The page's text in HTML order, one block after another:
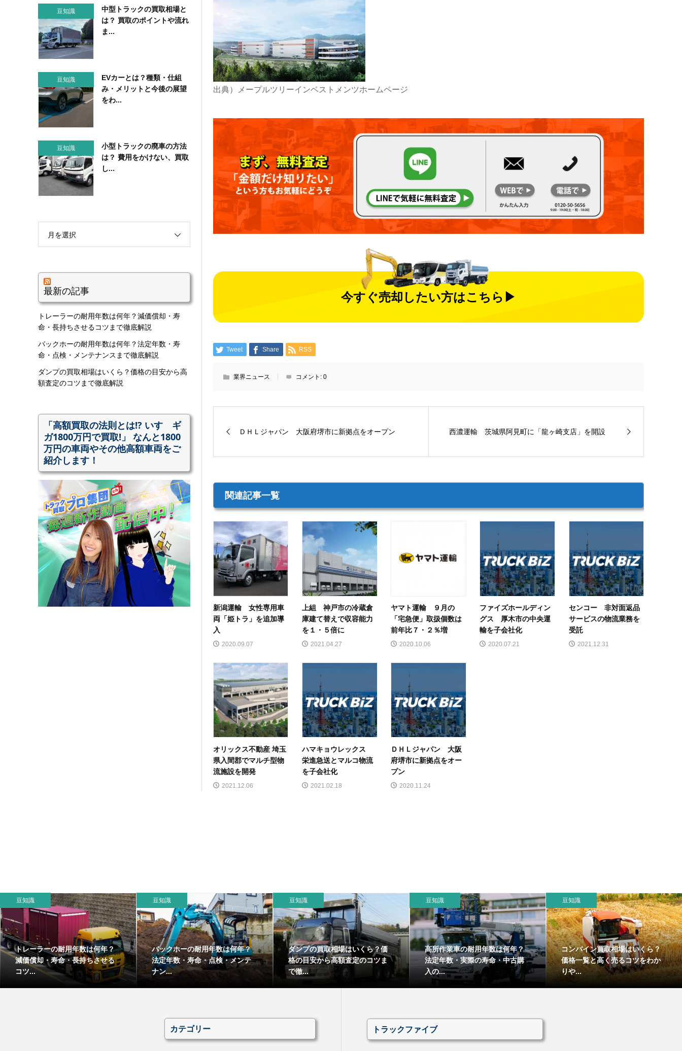
出典）メープルツリーインベストメンツホームページ
今すぐ売却したい方はこちら▶
Tweet Share RSS
業界ニュース コメント: 0
ＤＨＬジャパン 大阪府堺市に新拠点をオープン 西濃運輸 茨城県阿見町に「龍ヶ崎支店」を開設
関連記事一覧
新潟運輸 女性専用車
両「姫トラ」を追加導
入
2020.09.07
上組 神戸市の冷蔵倉
庫建て替えで収容能力
を１・５倍に
2021.04.27
ヤマト運輸 ９月の
「宅急便」取扱個数は
前年比７・２％増
2020.10.06
ファイズホールディン
グス 厚木市の中央運
輸を子会社化
2020.07.21
センコー 非対面返品
サービスの物流業務を
受託
2021.12.31
オリックス不動産 埼玉
県入間郡でマルチ型物
流施設を開発
2021.12.06
ハマキョウレックス
栄進急送とマルコ物流
を子会社化
2021.02.18
ＤＨＬジャパン 大阪
府堺市に新拠点をオー
プン
2020.11.24
豆知識
中型トラックの買取相場と
は？ 買取のポイントや流れ
ま...
豆知識
EVカーとは？種類・仕組
み・メリットと今後の展望
をわ...
豆知識
小型トラックの廃車の方法
は？ 費用をかけない、買取
し...
月を選択
最新の記事
トレーラーの耐用年数は何年？減価償却・寿
命・長持ちさせるコツまで徹底解説
バックホーの耐用年数は何年？法定年数・寿
命・点検・メンテナンスまで徹底解説
ダンプの買取相場はいくら？価格の目安から高
額査定のコツまで徹底解説
「高額買取の法則とは!? いすゞギ
ガ1800万円で買取!」 なんと1800
万円の車両やその他高額車両をご
紹介します！
豆知識
トレーラーの耐用年数は何年？
減価償却・寿命・長持ちさせる
コツ...
豆知識
バックホーの耐用年数は何年？
法定年数・寿命・点検・メンテ
ナン...
豆知識
ダンプの買取相場はいくら？価
格の目安から高額査定のコツま
で徹...
豆知識
高所作業車の耐用年数は何年？
法定年数・実際の寿命・中古購
入の...
豆知識
コンバイン買取相場はいくら？
価格一覧と高く売るコツをわか
りや...
カテゴリー トラックファイブ